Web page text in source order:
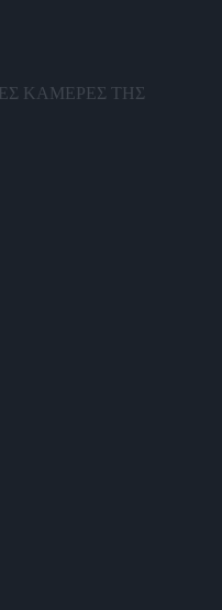
ΚΑΜΕΡΕΣ ΤΗΣ